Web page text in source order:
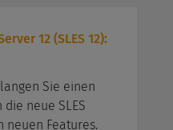
12 (SLES 12):
Sie einen
neue SLES
neuen Features.